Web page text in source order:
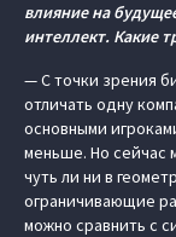
влияние на
интеллект. Какие
— С точки зрения
отличать одну
основными
меньше. Но сейчас
чуть ли ни в
ограничивающие
можно сравнить с